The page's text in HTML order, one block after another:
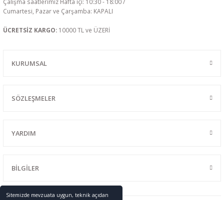
Sitemizde mevzuata uygun, teknik açıdan
Cumartesi, Pazar ve Çarşamba: KAPALI
ÜCRETSİZ KARGO: 10000 TL ve ÜZERİ
KURUMSAL
SÖZLEŞMELER
YARDIM
BİLGİLER